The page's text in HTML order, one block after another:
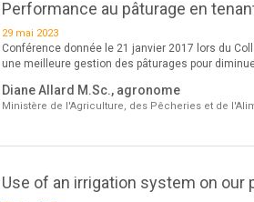
Performance au pâturage en
29 mai 2023
Conférence donnée le 21 janvier 2017 lors du
une meilleure gestion des pâturages pour
Diane Allard M.Sc., agronome
Ministère de l'Agriculture, des Pêcheries et de
Use of an irrigation system on our